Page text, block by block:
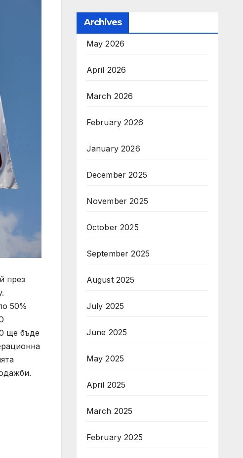
през
50%
ще бъде
Archives
May 2026
April 2026
March 2026
February 2026
January 2026
December 2025
November 2025
October 2025
September 2025
August 2025
July 2025
June 2025
May 2025
April 2025
March 2025
February 2025